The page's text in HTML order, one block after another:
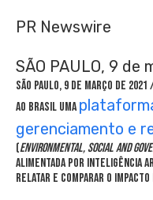
PR Newswire
SÃO PAULO, 9 de
SÃO PAULO, 9 de março de
ao Brasil uma
gerenciamento e
(Environmental, Social and
alimentada por Inteligência
relatar e comparar o impacto